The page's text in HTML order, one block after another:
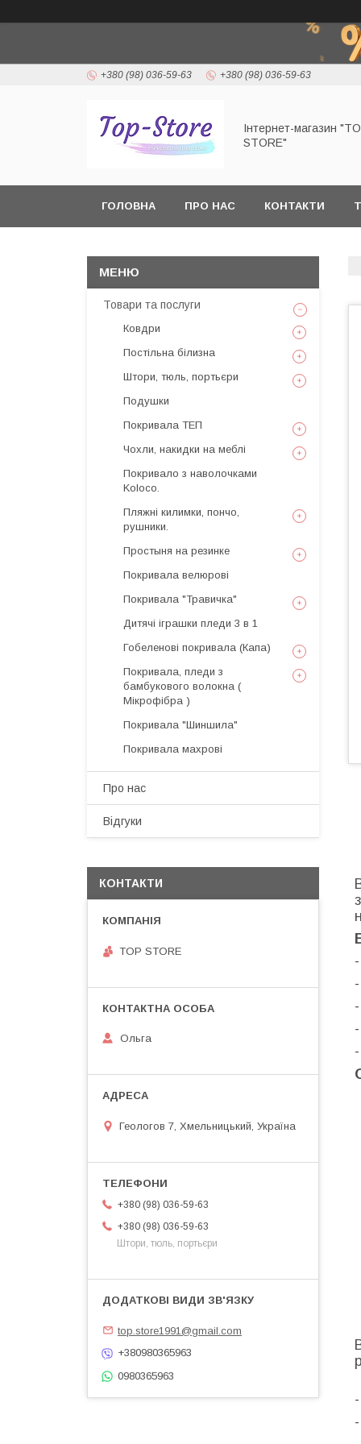
+380 (98) 036-59-63 +380 (98) 036-59-63
Інтернет-магазин
STORE"
ГОЛОВНА ПРО НАС КОНТАКТИ
Товари та послуги
Ковдри
Постільна білизна
Штори, тюль, портьєри
Подушки
Покривала ТЕП
Чохли, накидки на меблі
Покривало з наволочками
Koloco.
Пляжні килимки, пончо,
рушники.
Простыня на резинке
Покривала велюрові
Покривала "Травичка"
Дитячі іграшки пледи 3 в 1
Гобеленові покривала (Капа)
Покривала, пледи з
бамбукового волокна (
Мікрофібра )
Покривала "Шиншила"
Покривала махрові
Про нас
Відгуки
КОНТАКТИ
TOP STORE
Ольга
Геологов 7, Хмельницький, Україна
+380 (98) 036-59-63
+380 (98) 036-59-63
Штори, тюль, портьєри
top.store1991@gmail.com
+380980365963
0980365963